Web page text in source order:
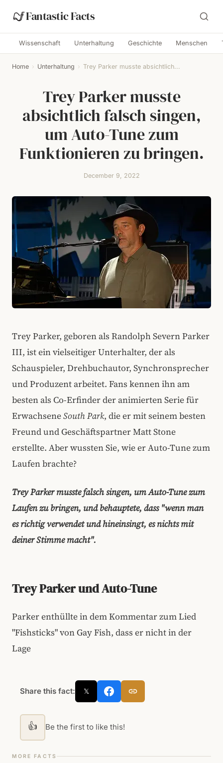
Fantastic Facts
Wissenschaft Unterhaltung Geschichte Menschen
Home › Unterhaltung › Trey Parker musste absichtlich...
Trey Parker musste
absichtlich falsch singen,
um Auto-Tune zum
Funktionieren zu bringen.
December 9, 2022
Trey Parker, geboren als Randolph Severn Parker
III, ist ein vielseitiger Unterhalter, der als
Schauspieler, Drehbuchautor, Synchronsprecher
und Produzent arbeitet. Fans kennen ihn am
besten als Co-Erfinder der animierten Serie für
ErwachseneSouth Park, die er mit seinem besten
Freund und Geschäftspartner Matt Stone
erstellte. Aber wussten Sie, wie er Auto-Tune zum
Laufen brachte?
Trey Parker musste falsch singen, um Auto-Tune zum
Laufen zu bringen, und behauptete, dass "wenn man
es richtig verwendet und hineinsingt, es nichts mit
deiner Stimme macht".
Trey Parker und Auto-Tune
Parker enthüllte in dem Kommentar zum Lied
"Fishsticks" von Gay Fish, dass er nicht in der
Lage
Share this fact: 𝕏
👍 Be the first to like this!
MORE FACTS